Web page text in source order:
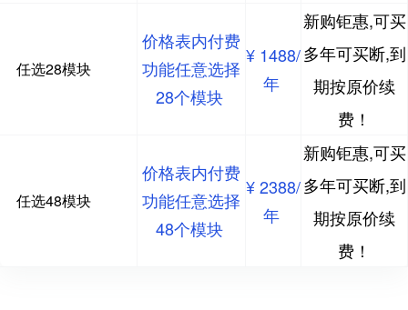
任选28模块
价格表内付费
功能任意选择
28个模块
¥ 1488/
年
新购钜惠,可买
多年可买断,到
期按原价续
费！
任选48模块
价格表内付费
功能任意选择
48个模块
¥ 2388/
年
新购钜惠,可买
多年可买断,到
期按原价续
费！